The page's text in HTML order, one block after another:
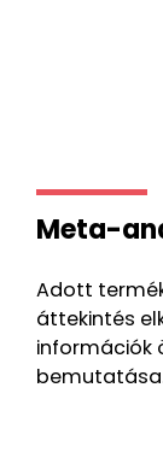
Meta-
Adott
áttekintés
információk